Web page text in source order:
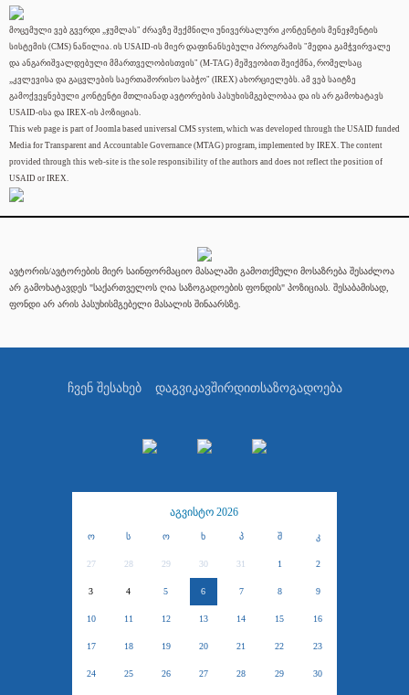
მოცემული ვებ გვერდი „ჯუმლას" ძრავზე შექმნილი უნივერსალური კონტენტის მენეჯმენტის
სისტემის (CMS) ნაწილია. ის USAID-ის მიერ დაფინანსებული პროგრამის "მედია გამჭვირვალე
და ანგარიშვალდებული მმართველობისთვის" (M-TAG) მეშვეობით შეიქმნა, რომელსაც
„კვლევისა და გაცვლების საერთაშორისო საბჭო" (IREX) ახორციელებს. ამ ვებ საიტზე
გამოქვეყნებული კონტენტი მთლიანად ავტორების პასუხისმგებლობაა და ის არ გამოხატავს
USAID-ისა და IREX-ის პოზიციას.
This web page is part of Joomla based universal CMS system, which was developed through the USAID funded
Media for Transparent and Accountable Governance (MTAG) program, implemented by IREX. The content
provided through this web-site is the sole responsibility of the authors and does not reflect the position of
USAID or IREX.
ავტორის/ავტორების მიერ საინფორმაციო მასალაში გამოთქმული მოსაზრება შესაძლოა
არ გამოხატავდეს "საქართველოს ღია საზოგადოების ფონდის" პოზიციას. შესაბამისად,
ფონდი არ არის პასუხისმგებელი მასალის შინაარსზე.
ჩვენ შესახებ დაგვიკავშირდითსაზოგადოება
აგვისტო 2026
ო ს ო ხ პ შ კ
27 28 29 30 31 1 2
3 4 5 6 7 8 9
10 11 12 13 14 15 16
17 18 19 20 21 22 23
24 25 26 27 28 29 30